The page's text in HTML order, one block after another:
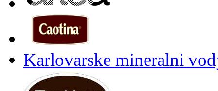
Karlovarske mineralni